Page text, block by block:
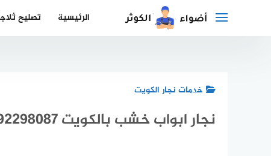
الرئيسية تصليح
خدمات نجار الكويت
نجار ابواب خشب بالكويت 92298087